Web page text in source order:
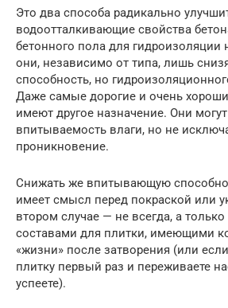
Это два способа радикально
водоотталкивающие свойства
бетонного пола для гидроизоляции
они, независимо от типа, лишь
способность, но
Даже самые дорогие и очень
имеют другое назначение. Они
впитываемость влаги, но не
проникновение.
Снижать же впитывающую
имеет смысл перед покраской или
втором случае — не всегда, а
составами для плитки, имеющими
«жизни» после затворения (или
плитку первый раз и переживаете
успеете).